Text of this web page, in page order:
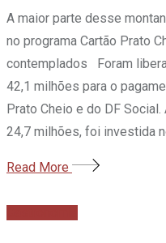
A maior parte desse
no programa Cartão Prato
contemplados Foram
42,1 milhões para o
Prato Cheio e do DF
24,7 milhões, foi investida
Read More